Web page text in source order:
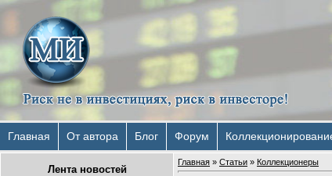
Главная От автора Блог Форум
Лента новостей
Главная » Статьи » Коллекционеры